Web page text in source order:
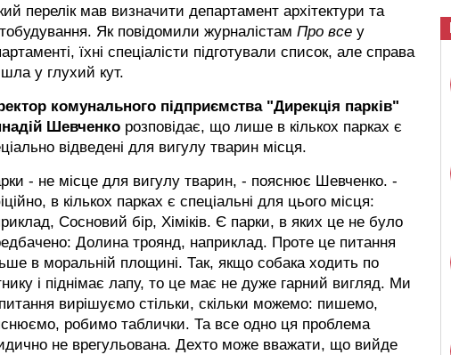
перелік мав визначити департамент архітектури та
Як повідомили журналістам Про все у
їхні спеціалісти підготували список, але справа
у глухий кут.
комунального підприємства "Дирекція парків"
Шевченко розповідає, що лише в кількох парках є
відведені для вигулу тварин місця.
- не місце для вигулу тварин, - пояснює Шевченко. -
в кількох парках є спеціальні для цього місця:
Сосновий бір, Хіміків. Є парки, в яких це не було
Долина троянд, наприклад. Проте це питання
в моральній площині. Так, якщо собака ходить по
і піднімає лапу, то це має не дуже гарний вигляд. Ми
вирішуємо стільки, скільки можемо: пишемо,
робимо таблички. Та все одно ця проблема
не врегульована. Дехто може вважати, що вийде